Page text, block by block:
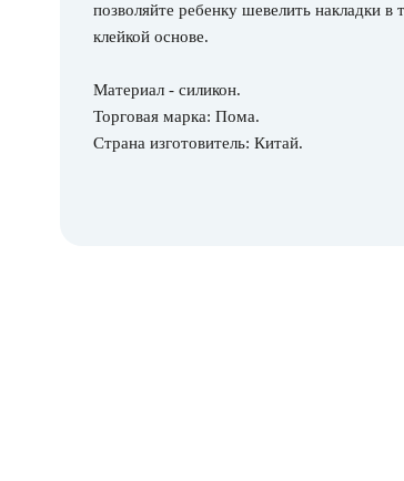
позволяйте ребенку шевелить накладки в
клейкой основе.
Материал - силикон.
Торговая марка: Пома.
Страна изготовитель: Китай.